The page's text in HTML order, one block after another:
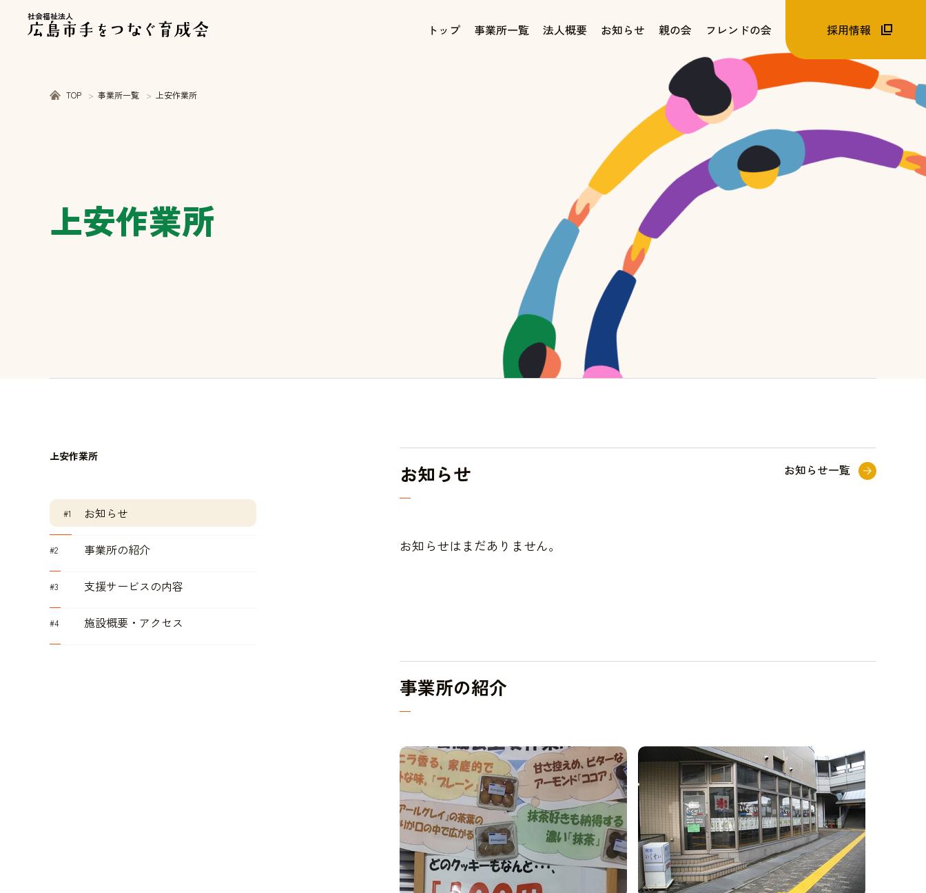
社会福祉法人
トップ 事業所一覧 法人概要 お知らせ 親の会 フレンドの会 採用情報
TOP 事業所一覧 上安作業所
上安作業所
上安作業所
お知らせ
事業所の紹介
支援サービスの内容
施設概要・アクセス
お知らせ お知らせ一覧
お知らせはまだありません。
事業所の紹介